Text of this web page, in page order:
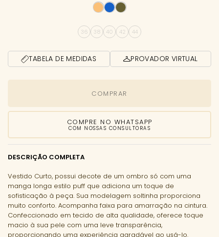
36 38 40 42 44
TABELA DE MEDIDAS PROVADOR VIRTUAL
COMPRAR
COMPRE NO WHATSAPP
COM NOSSAS CONSULTORAS
DESCRIÇÃO COMPLETA
Vestido Curto, possui decote de um ombro só com uma
manga longa estilo puff que adiciona um toque de
sofisticação à peça. Sua modelagem soltinha proporciona
muito conforto. Acompanha faixa para amarração na cintura.
Confeccionado em tecido de alta qualidade, oferece toque
macio à sua pele com uma leve transparência,
proporcionando uma experiência agradável ao usá-lo.